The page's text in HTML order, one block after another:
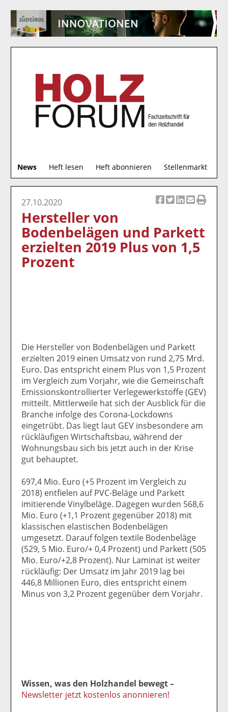
News Heft lesen Heft abonnieren Stellenmarkt
u
c
k
el
a
k
te
il
e
n
k
el
t
k
el
a
te
il
e
n
k
el
p
se
n
d
e
n
k
el
D
27.10.2020
Hersteller von
Bodenbelägen und Parkett
erzielten 2019 Plus von 1,5
Prozent
Die Hersteller von Bodenbelägen und Parkett
erzielten 2019 einen Umsatz von rund 2,75 Mrd.
Euro. Das entspricht einem Plus von 1,5 Prozent
im Vergleich zum Vorjahr, wie die Gemeinschaft
Emissionskontrollierter Verlegewerkstoffe (GEV)
mitteilt. Mittlerweile hat sich der Ausblick für die
Branche infolge des Corona-Lockdowns
eingetrübt. Das liegt laut GEV insbesondere am
rückläufigen Wirtschaftsbau, während der
Wohnungsbau sich bis jetzt auch in der Krise
gut behauptet.
697,4 Mio. Euro (+5 Prozent im Vergleich zu
2018) entfielen auf PVC-Beläge und Parkett
imitierende Vinylbeläge. Dagegen wurden 568,6
Mio. Euro (+1,1 Prozent gegenüber 2018) mit
klassischen elastischen Bodenbelägen
umgesetzt. Darauf folgen textile Bodenbeläge
(529, 5 Mio. Euro/+ 0,4 Prozent) und Parkett (505
Mio. Euro/+2,8 Prozent). Nur Laminat ist weiter
rückläufig: Der Umsatz im Jahr 2019 lag bei
446,8 Millionen Euro, dies entspricht einem
Minus von 3,2 Prozent gegenüber dem Vorjahr.
Wissen, was den Holzhandel bewegt –
Newsletter jetzt kostenlos anonnieren!